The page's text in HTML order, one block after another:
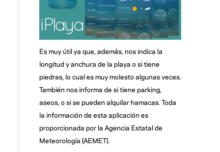
Es muy útil ya que, además, nos indica la
longitud y anchura de la playa o si tiene
piedras, lo cual es muy molesto algunas veces.
También nos informa de si tiene parking,
aseos, o si se pueden alquilar hamacas. Toda
la información de esta aplicación es
proporcionada por la Agencia Estatal de
Meteorología (AEMET).